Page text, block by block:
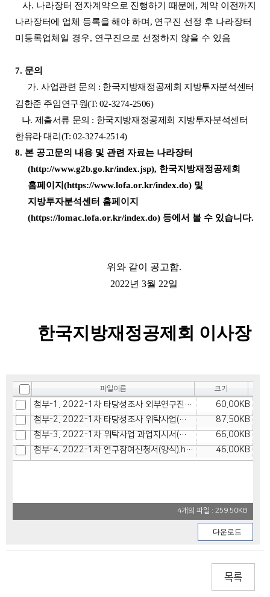
사. 나라장터 전자계약으로 진행하기 때문에 , 계약 이전까지
나라장터에 업체 등록을 해야 하며 , 연구진 선정 후 나라장터
미등록업체일 경우, 연구진으로 선정하지 않을 수 있음
7. 문의
가. 사업관련 문의 : 한국지방재정공제회 지방투자분석센터
김한준 주임연구원(T: 02-3274-2506)
나. 제출서류 문의 : 한국지방재정공제회 지방투자분석센터
한유라 대리 (T: 02-3274-2514)
8. 본 공고문의 내용 및 관련 자료는 나라장터
(http://www.g2b.go.kr/index.jsp), 한국지방재정공제회
홈페이지 (https://www.lofa.or.kr/index.do) 및
지방투자분석센터 홈페이지
(https://lomac.lofa.or.kr/index.do) 등에서 볼 수 있습니다.
위와 같이 공고함.
2022년 3월 22일
한국지방재정공제회 이사장
파일이름 크기
첨부-1. 2022-1차 타당성조사 외부연구진 참여 공고.hwp
60.00KB
첨부-2. 2022-1차 타당성조사 위탁사업(붙임-1).hwp
87.50KB
첨부-3. 2022-1차 위탁사업 과업지시서(붙임-2).hwp
66.00KB
첨부-4. 2022-1차 연구참여신청서(양식).hwp
46.00KB
4개의 파일 : 259.50KB
목록